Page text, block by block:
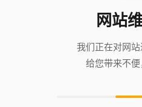
网站
我们正在对网
给您带来不